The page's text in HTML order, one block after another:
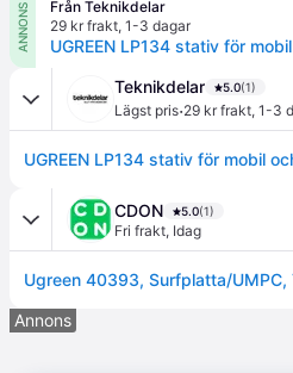
ANNONS
Från Teknikdelar
29 kr frakt, 1-3 dagar
Teknikdelar 5.0(1)
Lägst pris·29 kr frakt, 1-3
UGREEN LP134 stativ för mobil
CDON 5.0(1)
Fri frakt, Idag
Annons